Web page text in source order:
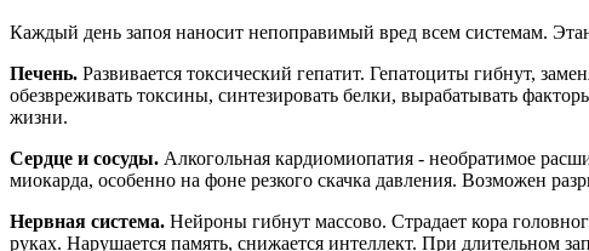
Каждый день запоя наносит непоправимый вред всем системам.
Печень. Развивается токсический гепатит. Гепатоциты гибнут,
обезвреживать токсины, синтезировать белки, вырабатывать
жизни.
Сердце и сосуды. Алкогольная кардиомиопатия - необратимое
миокарда, особенно на фоне резкого скачка давления. Возможен
Нервная система. Нейроны гибнут массово. Страдает кора
руках. Нарушается память, снижается интеллект. При длительном